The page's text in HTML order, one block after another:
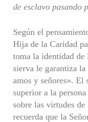
de esclavo pasando
Según el
Hija de la Caridad
toma la identidad
sierva le garantiza
amos y señores». El
superior a la
sobre las virtudes
recuerda que la